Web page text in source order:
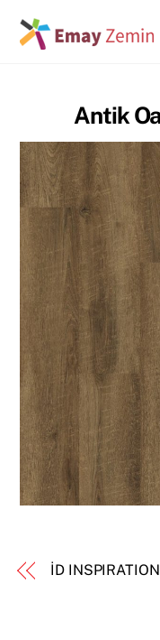
Antik
İD